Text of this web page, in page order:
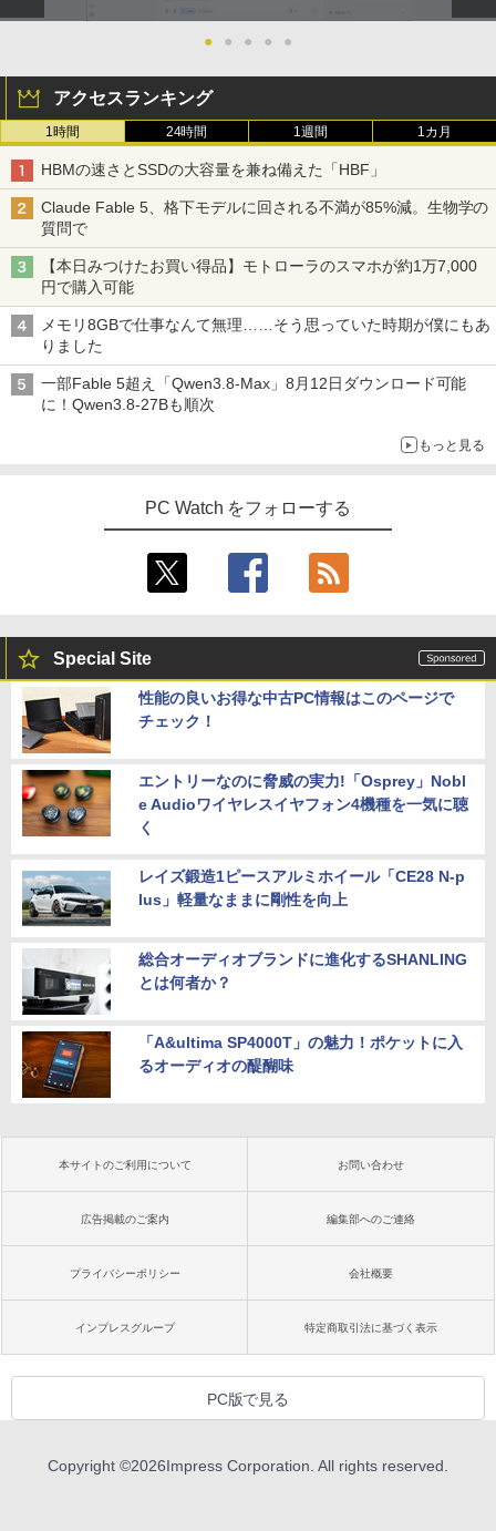
● ● ● ● ●
アクセスランキング
1時間 24時間 1週間 1カ月
HBMの速さとSSDの大容量を兼ね備えた「HBF」
Claude Fable 5、格下モデルに回される不満が85%減。生物学の
質問で
【本日みつけたお買い得品】モトローラのスマホが約1万7,000
円で購入可能
メモリ8GBで仕事なんて無理……そう思っていた時期が僕にもあ
りました
一部Fable 5超え「Qwen3.8-Max」8月12日ダウンロード可能
に！Qwen3.8-27Bも順次
もっと見る
PC Watch をフォローする
Special Site
性能の良いお得な中古PC情報はこのページで
チェック！
エントリーなのに脅威の実力!「Osprey」Nobl
e Audioワイヤレスイヤフォン4機種を一気に聴
く
レイズ鍛造1ピースアルミホイール「CE28 N-p
lus」軽量なままに剛性を向上
総合オーディオブランドに進化するSHANLING
とは何者か？
「A&ultima SP4000T」の魅力！ポケットに入
るオーディオの醍醐味
本サイトのご利用について お問い合わせ
広告掲載のご案内 編集部へのご連絡
プライバシーポリシー 会社概要
インプレスグループ 特定商取引法に基づく表示
PC版で見る
Copyright ©2026Impress Corporation. All rights reserved.